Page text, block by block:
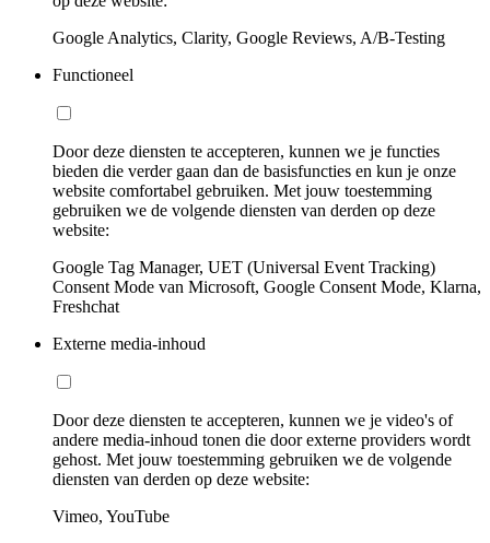
Google Analytics, Clarity, Google Reviews, A/B-Testing
Functioneel
Door deze diensten te accepteren, kunnen we je functies
bieden die verder gaan dan de basisfuncties en kun je onze
website comfortabel gebruiken. Met jouw toestemming
gebruiken we de volgende diensten van derden op deze
website:
Google Tag Manager, UET (Universal Event Tracking)
Consent Mode van Microsoft, Google Consent Mode, Klarna,
Freshchat
Externe media-inhoud
Door deze diensten te accepteren, kunnen we je video's of
andere media-inhoud tonen die door externe providers wordt
gehost. Met jouw toestemming gebruiken we de volgende
diensten van derden op deze website:
Vimeo, YouTube